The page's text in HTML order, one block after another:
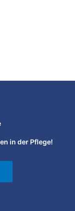
in der Pflege!